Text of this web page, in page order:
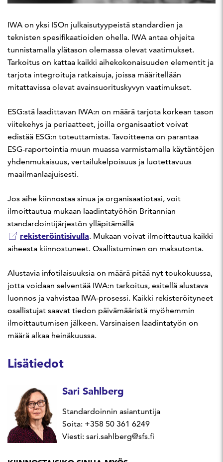
IWA on yksi ISOn julkaisutyypeistä standardien ja
teknisten spesifikaatioiden ohella. IWA antaa ohjeita
tunnistamalla ylätason olemassa olevat vaatimukset.
Tarkoitus on kattaa kaikki aihekokonaisuuden elementit ja
tarjota integroituja ratkaisuja, joissa määritellään
mitattavissa olevat avainsuorituskyvyn vaatimukset.
ESG:stä laadittavan IWA:n on määrä tarjota korkean tason
viitekehys ja periaatteet, joilla organisaatiot voivat
edistää ESG:n toteuttamista. Tavoitteena on parantaa
ESG-raportointia muun muassa varmistamalla käytäntöjen
yhdenmukaisuus, vertailukelpoisuus ja luotettavuus
maailmanlaajuisesti.
Jos aihe kiinnostaa sinua ja organisaatiotasi, voit
ilmoittautua mukaan laadintatyöhön Britannian
standardointijärjestön ylläpitämällä
rekisteröintisivulla. Mukaan voivat ilmoittautua kaikki
aiheesta kiinnostuneet. Osallistuminen on maksutonta.
Alustavia infotilaisuuksia on määrä pitää nyt toukokuussa,
jotta voidaan selventää IWA:n tarkoitus, esitellä alustava
luonnos ja vahvistaa IWA-prosessi. Kaikki rekisteröityneet
osallistujat saavat tiedon päivämääristä myöhemmin
ilmoittautumisen jälkeen. Varsinaisen laadintatyön on
määrä alkaa heinäkuussa.
Lisätiedot
Sari Sahlberg
Standardoinnin asiantuntija
Soita: +358 50 361 6249
Viesti: sari.sahlberg@sfs.fi